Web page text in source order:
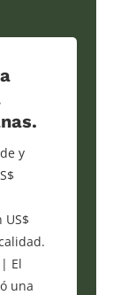
y
El
una